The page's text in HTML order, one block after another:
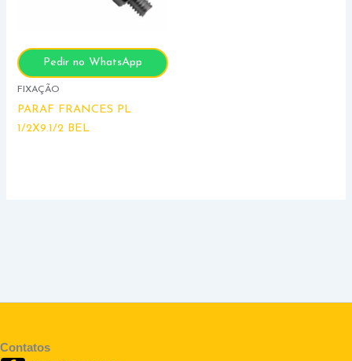
Pedir no WhatsApp
FIXAÇÃO
PARAF FRANCES PL
1/2X9.1/2 BEL
Contatos